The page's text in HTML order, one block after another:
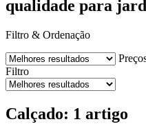
qualidade para
Filtro & Ordenação
Filtro
Calçado: 1 artigo